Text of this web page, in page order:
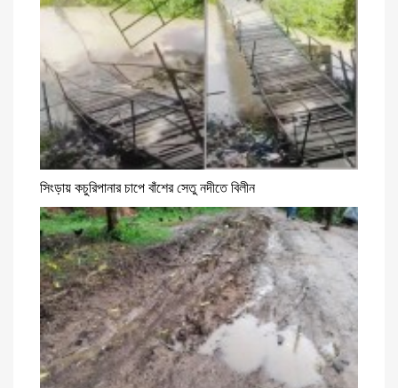
সিংড়ায় কচুরিপানার চাপে বাঁশের সেতু নদীতে বিলীন